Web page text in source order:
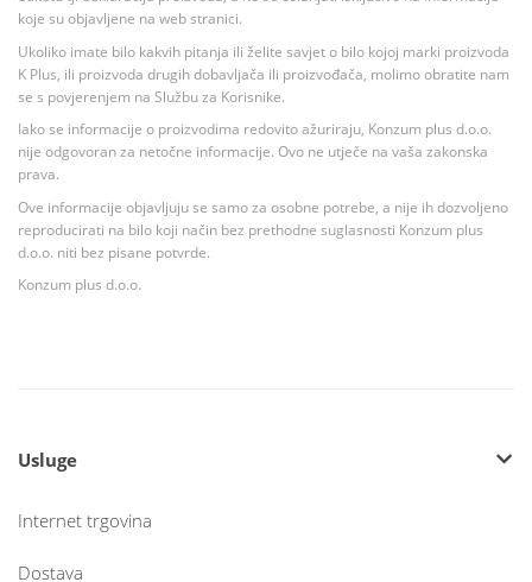
koje su objavljene na web stranici.
Ukoliko imate bilo kakvih pitanja ili želite savjet o bilo kojoj marki proizvoda
K Plus, ili proizvoda drugih dobavljača ili proizvođača, molimo obratite nam
se s povjerenjem na Službu za Korisnike.
Iako se informacije o proizvodima redovito ažuriraju, Konzum plus d.o.o.
nije odgovoran za netočne informacije. Ovo ne utječe na vaša zakonska
prava.
Ove informacije objavljuju se samo za osobne potrebe, a nije ih dozvoljeno
reproducirati na bilo koji način bez prethodne suglasnosti Konzum plus
d.o.o. niti bez pisane potvrde.
Konzum plus d.o.o.
Usluge
Internet trgovina
Dostava